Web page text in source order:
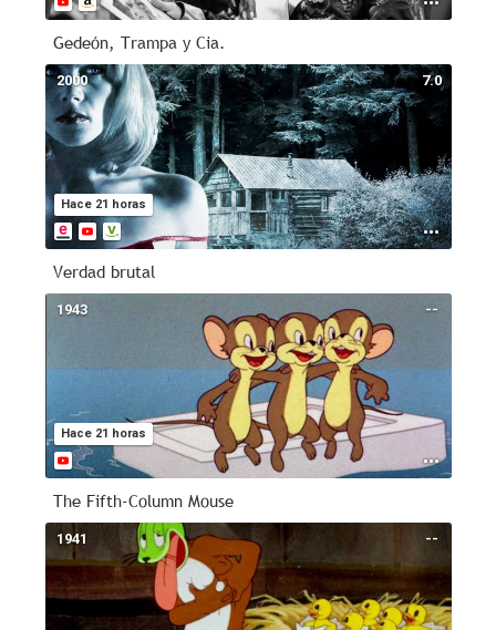
Gedeón, Trampa y Cia.
7.0
Hace 21 horas
2000
Verdad brutal
--
Hace 21 horas
1943
The Fifth-Column Mouse
--
1941